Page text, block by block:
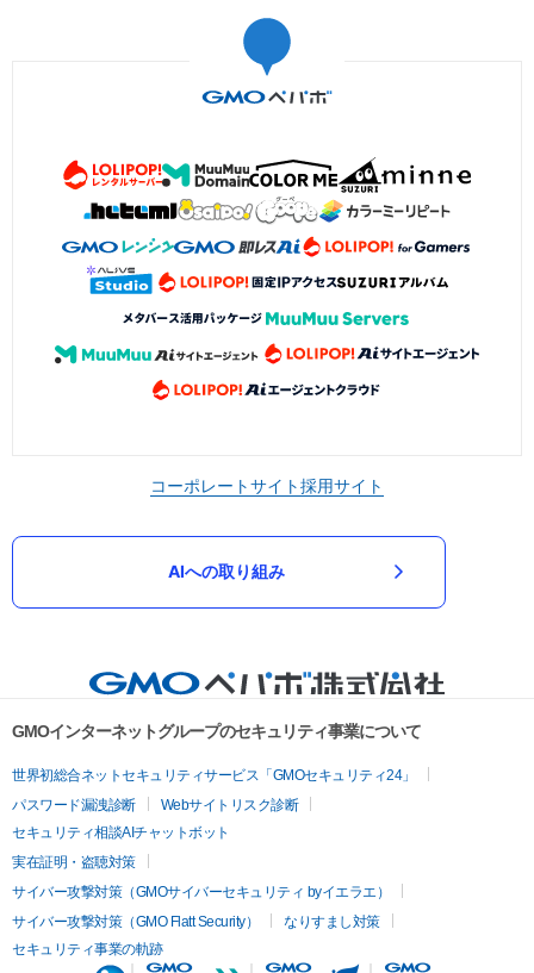
コーポレートサイト採用サイト
AIへの取り組み
GMOインターネットグループのセキュリティ事業について
世界初総合ネットセキュリティサービス「GMOセキュリティ24」
パスワード漏洩診断
Webサイトリスク診断
セキュリティ相談AIチャットボット
実在証明・盗聴対策
サイバー攻撃対策（GMOサイバーセキュリティ byイエラエ）
サイバー攻撃対策（GMO Flatt Security）
なりすまし対策
セキュリティ事業の軌跡